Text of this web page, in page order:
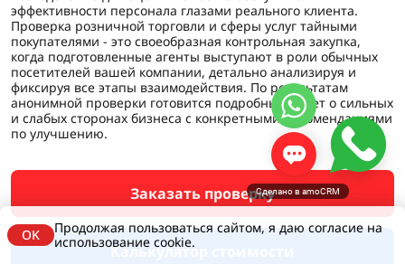
эффективности персонала глазами реального клиента.
Проверка розничной торговли и сферы услуг тайными
покупателями - это своеобразная контрольная закупка,
когда подготовленные агенты выступают в роли обычных
посетителей вашей компании, детально анализируя и
фиксируя все этапы взаимодействия. По результатам
анонимной проверки готовится подробный отчет о сильных
и слабых сторонах бизнеса с конкретными рекомендациями
по улучшению.
Заказать проверку
Калькулятор стоимости
OK
Продолжая пользоваться сайтом, я даю согласие на
использование cookie.
Сделано в amoCRM